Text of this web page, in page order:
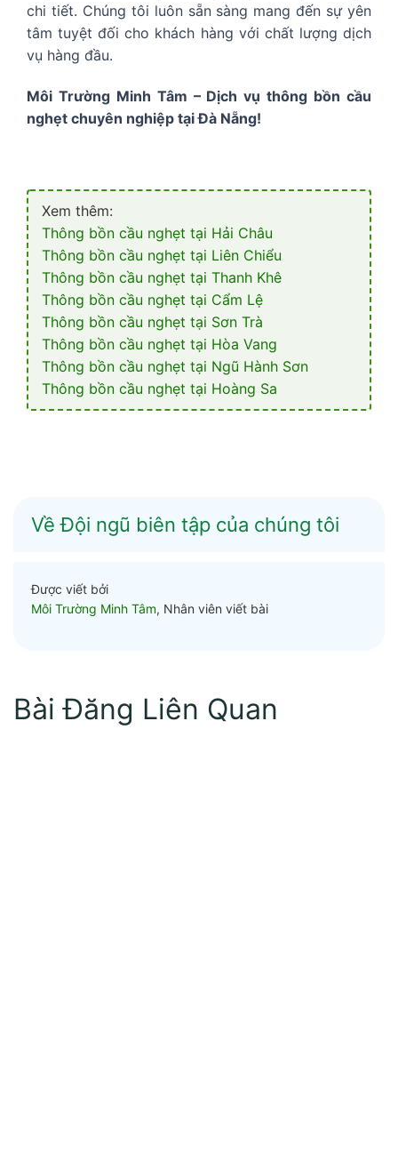
chi tiết. Chúng tôi luôn sẵn sàng mang đến sự yên
tâm tuyệt đối cho khách hàng với chất lượng dịch
vụ hàng đầu.
Môi Trường Minh Tâm – Dịch vụ thông bồn cầu
nghẹt chuyên nghiệp tại Đà Nẵng!
Xem thêm:
Thông bồn cầu nghẹt tại Hải Châu
Thông bồn cầu nghẹt tại Liên Chiểu
Thông bồn cầu nghẹt tại Thanh Khê
Thông bồn cầu nghẹt tại Cẩm Lệ
Thông bồn cầu nghẹt tại Sơn Trà
Thông bồn cầu nghẹt tại Hòa Vang
Thông bồn cầu nghẹt tại Ngũ Hành Sơn
Thông bồn cầu nghẹt tại Hoàng Sa
Về Đội ngũ biên tập của chúng tôi
Được viết bởi
Môi Trường Minh Tâm, Nhân viên viết bài
Bài Đăng Liên Quan